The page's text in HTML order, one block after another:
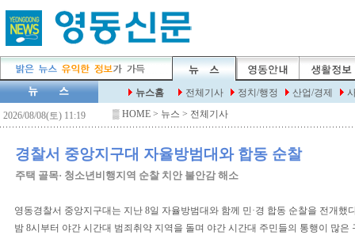
▒ HOME > 뉴스 > 전체기사
경찰서 중앙지구대 자율방범대와 합동 순찰
주택 골목· 청소년비행지역 순찰 치안 불안감 해소
영동경찰서 중앙지구대는 지난 8일 자율방범대와 함께 민·경 합동 순찰을 전개했
밤 8시부터 야간 시간대 범죄취약 지역을 돌며 야간 시간대 주민들의 통행이 많은